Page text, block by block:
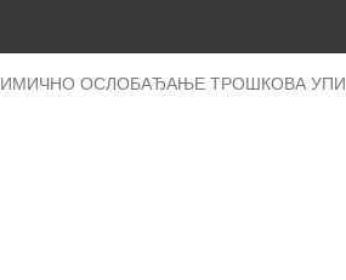
ОСЛОБАЂАЊЕ ТРОШКОВА